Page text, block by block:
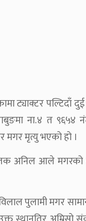
ट्याक्टर पल्टिदाँ
ना.४ त ९६५४
मृत्यु भएको हो ।
अनिल आले मगरको
पुलामी मगर